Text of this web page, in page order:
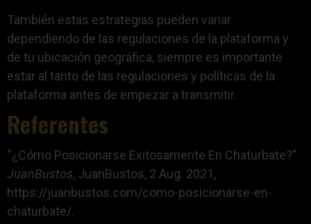
También estas estrategias pueden variar
dependiendo de las regulaciones de la plataforma y
de tu ubicación geográfica, siempre es importante
estar al tanto de las regulaciones y políticas de la
plataforma antes de empezar a transmitir.
Referentes
“¿Cómo Posicionarse Exitosamente En Chaturbate?”
JuanBustos, JuanBustos, 2 Aug. 2021,
https://juanbustos.com/como-posicionarse-en-
chaturbate/.